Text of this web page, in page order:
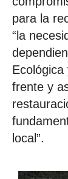
para la
“la
frente y
local”.